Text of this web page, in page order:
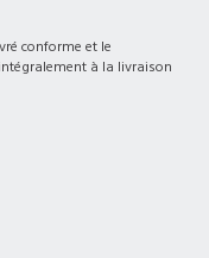
conforme et le
à la livraison